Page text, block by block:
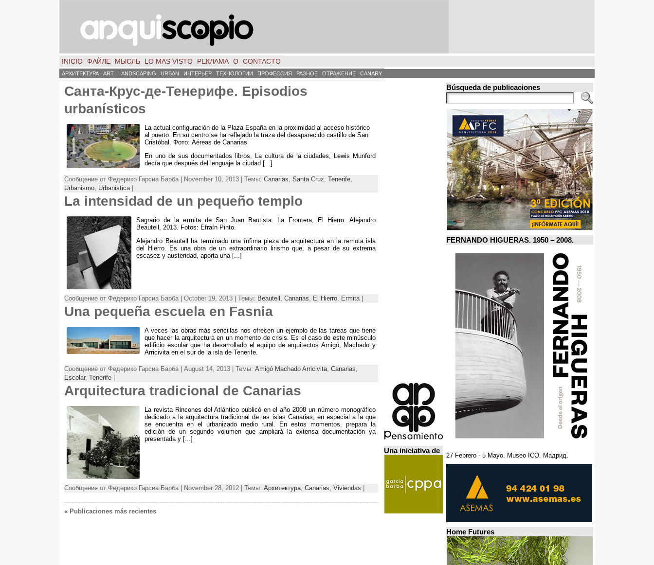
INICIO ФАЙЛЕ МЫСЛЬ LO MAS VISTO РЕКЛАМА О CONTACTO
АРХИТЕКТУРА ART LANDSCAPING URBAN ИНТЕРЬЕР ТЕХНОЛОГИИ ПРОФЕССИЯ РАЗНОЕ ОТРАЖЕНИЕ CANARY
Санта-Крус-де-Тенерифе. Episodios
urbanísticos
La actual configuración de la Plaza España en la proximidad al acceso histórico
al puerto
En su centro se ha reflejado la traza del desaparecido castillo de San
Cristóbal
. Фото: Aéreas de Canarias
En uno de sus documentados libros
La cultura de la ciudades
Lewis Munford
decía que después del lenguaje la ciudad [...]
Сообщение от Федерико Гарсиа Барба | November 10, 2013 | Темы: Canarias, Santa Cruz, Tenerife,
Urbanismo, Urbanistica|
La intensidad de un pequeño templo
Sagrario de la ermita de San Juan Bautista. La Frontera, El Hierro.Alejandro
Beautell , 2013. Fotos: Efraín Pinto.
Alejandro Beautell ha terminado una ínfima pieza de arquitectura en la remota isla
del Hierro. Es una obra de un extraordinario lirismo que
a pesar de su extrema
escasez y austeridad aporta una [...]
Сообщение от Федерико Гарсиа Барба | October 19, 2013 | Темы: Beautell , Canarias, El Hierro, Ermita|
Una pequeña escuela en Fasnia
A veces las obras más sencillas nos ofrecen un ejemplo de las tareas que tiene
que hacer la arquitectura en un momento de crisis. Es el caso de este minúsculo
edificio escolar que ha desarrollado el equipo de arquitectos Amigó, Machado y
Arricivita en el sur de la isla de Tenerife.
Сообщение от Федерико Гарсиа Барба | August 14, 2013 | Темы: Amigó Machado Arricivita Canarias
Escolar, Tenerife
Arquitectura tradicional de Canarias
La revista Rincones del Atlántico publicó en el año 2008un número monográfico
dedicado a la arquitectura tradicional de las islas Canarias
en especial a la que
se encuentra en el urbanizado medio rural
En estos momentos ,prepara la
edición de un segundo volumen que ampliará la extensa documentación ya
presentada y [...]
Сообщение от Федерико Гарсиа Барба | November 28, 2012 | Темы: Архитектура Canarias Viviendas |
« Publicaciones más recientes
Una iniciativa de
Búsqueda de publicaciones
FERNANDO HIGUERAS. 1950 – 2008.
27 Febrero - 5 Mayo. Museo ICO. Мадрид.
Home Futures